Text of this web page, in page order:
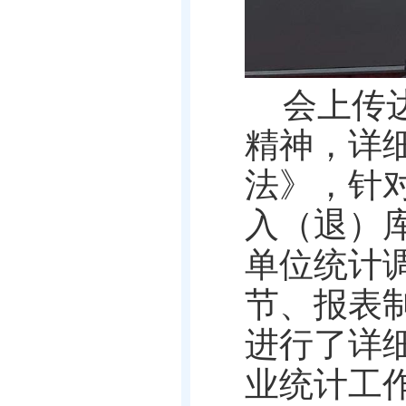
会上传
精神，详
法》，针
入（退）
单位统计
节、报表
进行了详
业统计工